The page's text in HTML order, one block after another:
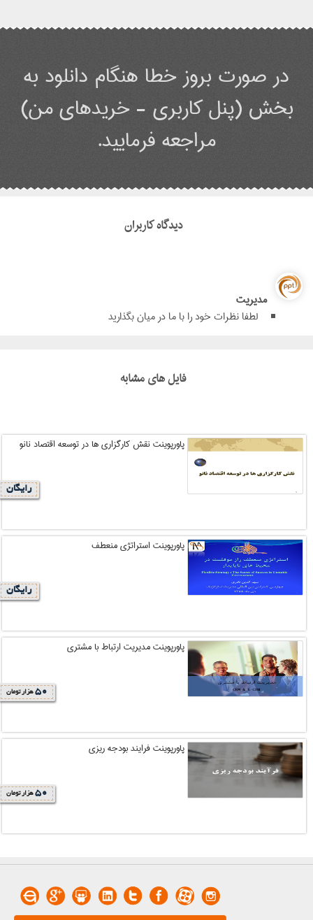
در صورت بروز خطا هنگام دانلود به
بخش (پنل کاربری - خریدهای من)
مراجعه فرمایید.
دیدگاه کاربران
مدیریت
لطفا نظرات خود را با ما در میان بگذارید
فایل های مشابه
پاورپوینت نقش کارگزاری ها در توسعه اقتصاد نانو
رایگان
پاورپوینت استراتژی منعطف
رایگان
پاورپوینت مدیریت ارتباط با مشتری
50 هزار تومان
پاورپوینت فرایند بودجه ریزی
50 هزار تومان